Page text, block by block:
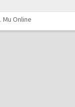
. Mu Online